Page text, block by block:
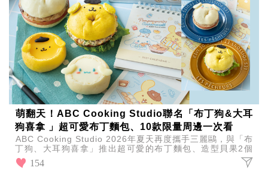
萌翻天！ABC Cooking Studio聯名「布丁狗&大耳
狗喜拿 」超可愛布丁麵包、10款限量周邊一次看
ABC Cooking Studio 2026年夏天再度攜手三麗鷗，與「布
丁狗、大耳狗喜拿」推出超可愛的布丁麵包、造型貝果2個
手作烘焙課程，即日起開放預約！
154